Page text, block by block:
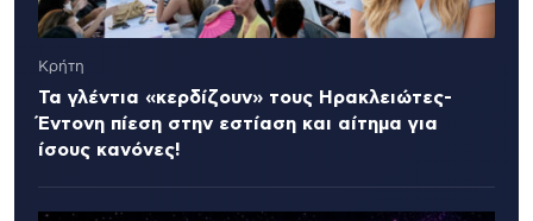
Κρήτη
Τα γλέντια «κερδίζουν» τους Ηρακλειώτες-
Έντονη πίεση στην εστίαση και αίτημα για
ίσους κανόνες!